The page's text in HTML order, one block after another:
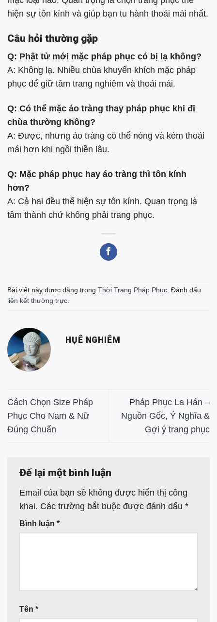
hiện sự tôn kính và giúp bạn tu hành thoải mái nhất.
Câu hỏi thường gặp
Q: Phật tử mới mặc pháp phục có bị lạ không?
A: Không lạ. Nhiều chùa khuyến khích mặc pháp
phục để giữ tâm trang nghiêm và thoải mái.
Q: Có thể mặc áo tràng thay pháp phục khi đi
chùa thường không?
A: Được, nhưng áo tràng có thể nóng và kém thoải
mái hơn khi ngồi thiền lâu.
Q: Mặc pháp phục hay áo tràng thì tôn kính
hơn?
A: Cả hai đều thể hiện sự tôn kính. Quan trọng là
tâm thành chứ không phải trang phục.
Bài viết này được đăng trong Thời Trang Pháp Phục . Đánh dấu
liên kết thường trực
HỤÊ NGHIÊM
Cách Chọn Size Pháp
Phục Cho Nam & Nữ
Đúng Chuẩn
Pháp Phục La Hán –
Nguồn Gốc, Ý Nghĩa &
Gợi ý trang phục
Để lại một bình luận
Email của bạn sẽ không được hiển thị công
khai. Các trường bắt buộc được đánh dấu *
Bình luận *
Tên *